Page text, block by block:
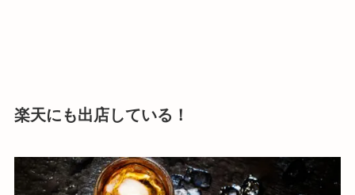
楽天にも出店している！